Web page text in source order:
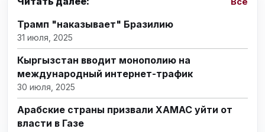
Трамп "наказывает" Бразилию
31 июля, 2025
Кыргызстан вводит монополию на
международный интернет-трафик
30 июля, 2025
Арабские страны призвали ХАМАС уйти от
власти в Газе